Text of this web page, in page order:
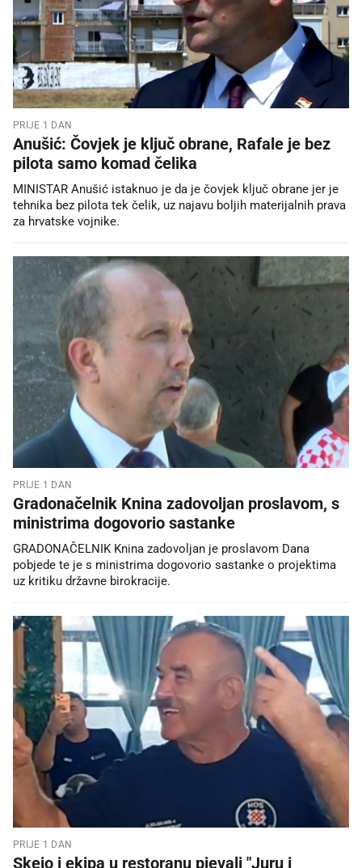
PRIJE 1 DAN
Anušić: Čovjek je ključ obrane, Rafale je bez
pilota samo komad čelika
MINISTAR Anušić istaknuo je da je čovjek ključ obrane jer je
tehnika bez pilota tek čelik, uz najavu boljih materijalnih prava
za hrvatske vojnike.
PRIJE 1 DAN
Gradonačelnik Knina zadovoljan proslavom, s
ministrima dogovorio sastanke
GRADONAČELNIK Knina zadovoljan je proslavom Dana
pobjede te je s ministrima dogovorio sastanke o projektima
uz kritiku državne birokracije.
PRIJE 1 DAN
Skejo i ekipa u restoranu pjevali "Juru i